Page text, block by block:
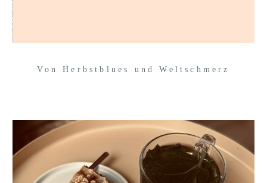
Von Herbstblues und Weltschmerz